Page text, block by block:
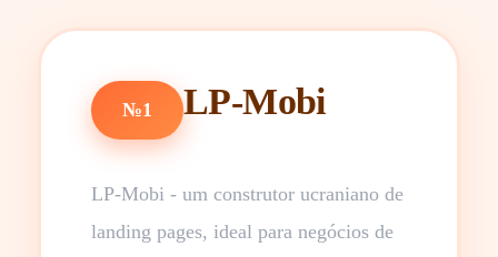
№1 LP-Mobi
LP-Mobi - um construtor ucraniano de
landing pages, ideal para negócios de